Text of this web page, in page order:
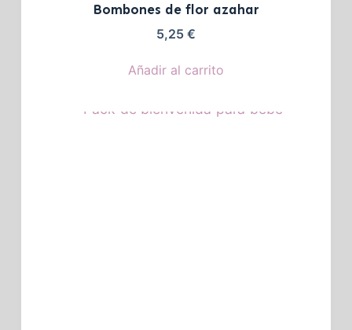
Bombones de flor azahar
5,25 €
Añadir al carrito